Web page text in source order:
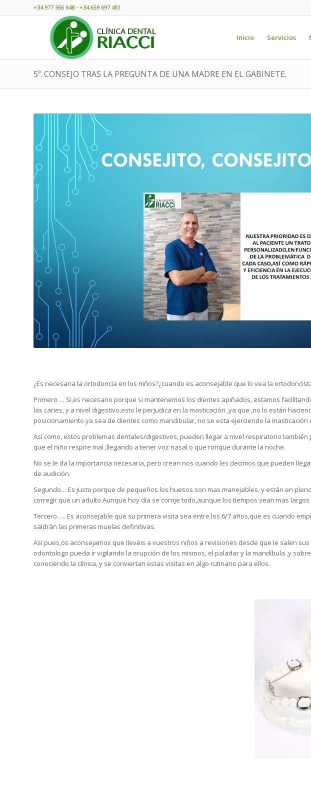
+34 977 366 648 - +34 659 697 451
Inicio Servicios
5º. CONSEJO TRAS LA PREGUNTA DE UNA MADRE EN EL GABINETE.
¿Es necesaria la ortodoncia en los niños?¿cuando es aconsejable que lo vea la
Primero…. Si,es necesario porque si mantenemos los dientes apiñados, estamos
las caries, y a nivel digestivo,esto le perjudica en la masticación ,ya que ,no lo están
posicionamiento ya sea de dientes como mandibular, no se esta ejerciendo la masticación
Así como, estos problemas dentales/digestivos, pueden llegar a nivel respiratorio
que el niño respire mal ,llegando a tener voz nasal o que ronque durante la noche.
No se le da la importancia necesaria, pero crean nos cuando les decimos que pueden
de audición.
Segundo….Es justo porque de pequeños los huesos son mas manejables, y están en
corregir que un adulto.Aunque hoy día se corrije todo,aunque los tiempos sean mas largos
Tercero….. Es aconsejable que su primera visita sea entre los 6/7 años,que es cuando
saldrán las primeras muelas definitivas.
Así pues,os aconsejamos que llevéis a vuestros niños a revisiones desde que le salen
odontologo pueda ir vigilando la erupción de los mismos, el paladar y la mandíbula ,y
conociendo la clínica, y se conviertan estas visitas en algo rutinario para ellos.